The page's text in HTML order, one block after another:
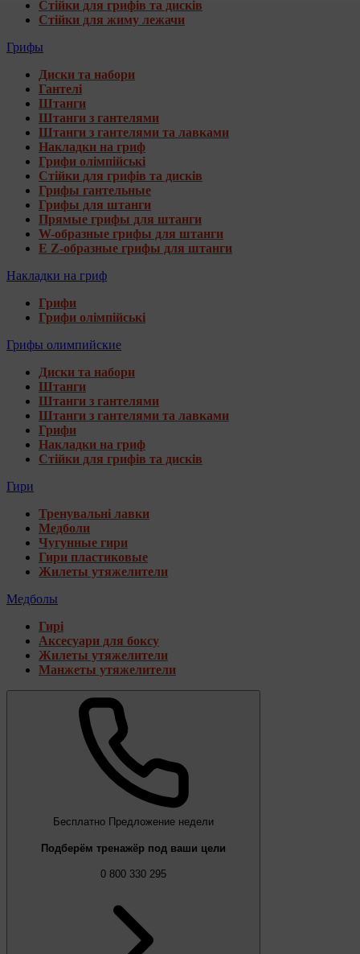
Стійки для грифів та дисків
Стійки для жиму лежачи
Грифы
Диски та набори
Гантелі
Штанги
Штанги з гантелями
Штанги з гантелями та лавками
Накладки на гриф
Грифи олімпійські
Стійки для грифів та дисків
Грифы гантельные
Грифы для штанги
Прямые грифы для штанги
W-образные грифы для штанги
E Z-образные грифы для штанги
Накладки на гриф
Грифи
Грифи олімпійські
Грифы олимпийские
Диски та набори
Штанги
Штанги з гантелями
Штанги з гантелями та лавками
Грифи
Накладки на гриф
Стійки для грифів та дисків
Гири
Тренувальні лавки
Медболи
Чугунные гири
Гири пластиковые
Жилеты утяжелители
Медболы
Гирі
Аксесуари для боксу
Жилеты утяжелители
Манжеты утяжелители
Бесплатно Предложение недели
Подберём тренажёр под ваши цели
0 800 330 295